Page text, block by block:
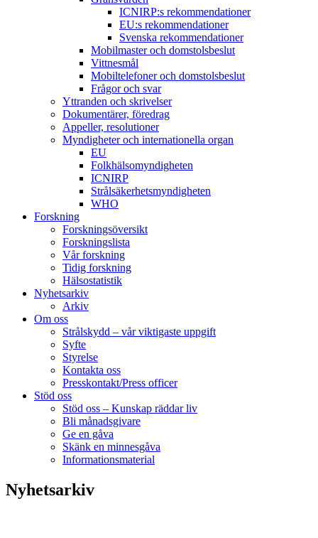
ICNIRP:s rekommendationer
EU:s rekommendationer
Svenska rekommendationer
Mobilmaster och domstolsbeslut
Vittnesmål
Mobiltelefoner och domstolsbeslut
Frågor och svar
Yttranden och skrivelser
Dokumentärer, föredrag
Appeller, resolutioner
Myndigheter och internationella organ
EU
Folkhälsomyndigheten
ICNIRP
Strålsäkerhetsmyndigheten
WHO
Forskning
Forskningsöversikt
Forskningslista
Vår forskning
Tidig forskning
Hälsostatistik
Nyhetsarkiv
Arkiv
Om oss
Strålskydd – vår viktigaste uppgift
Syfte
Styrelse
Kontakta oss
Presskontakt/Press officer
Stöd oss
Stöd oss – Kunskap räddar liv
Bli månadsgivare
Ge en gåva
Skänk en minnesgåva
Informationsmaterial
Nyhetsarkiv